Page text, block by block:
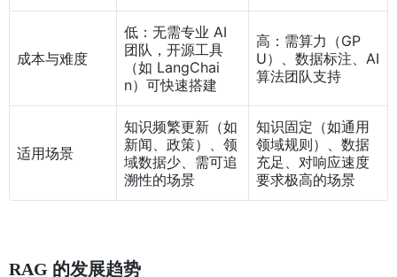
成本与难度
低：无需专业 AI
团队，开源工具
（如 LangChai
n）可快速搭建
高：需算力（GP
U）、数据标注、AI
算法团队支持
适用场景
知识频繁更新（如
新闻、政策）、领
域数据少、需可追
溯性的场景
知识固定（如通用
领域规则）、数据
充足、对响应速度
要求极高的场景
RAG 的发展趋势